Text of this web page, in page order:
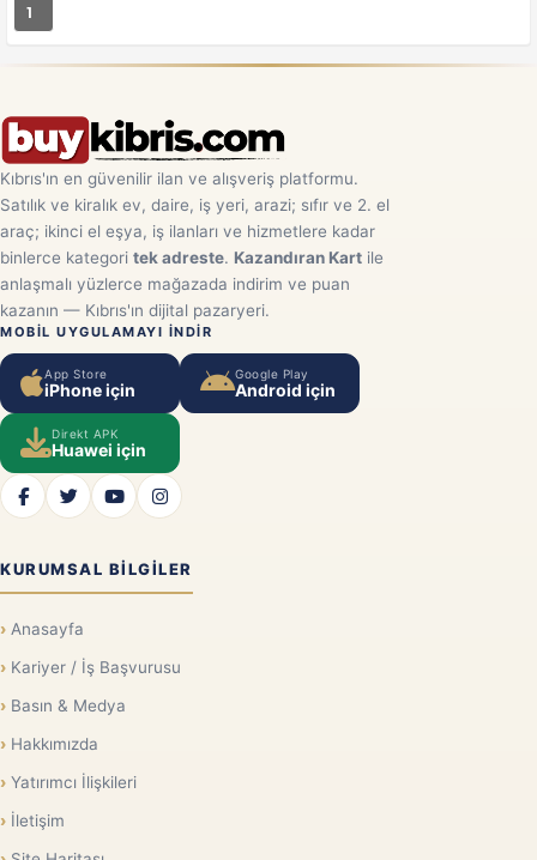
1
Kıbrıs'ın en güvenilir ilan ve alışveriş platformu.
Satılık ve kiralık ev, daire, iş yeri, arazi; sıfır ve 2. el
araç; ikinci el eşya, iş ilanları ve hizmetlere kadar
binlerce kategori tek adreste. Kazandıran Kart ile
anlaşmalı yüzlerce mağazada indirim ve puan
kazanın — Kıbrıs'ın dijital pazaryeri.
MOBIL UYGULAMAYI INDIR
App Store
iPhone için
Google Play
Android için
Direkt APK
Huawei için
KURUMSAL BILGILER
Anasayfa
Kariyer / İş Başvurusu
Basın & Medya
Hakkımızda
Yatırımcı İlişkileri
İletişim